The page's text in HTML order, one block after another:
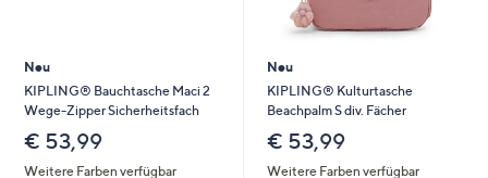
Neu
KIPLING® Bauchtasche Maci 2
Wege-Zipper Sicherheitsfach
€ 53,99
Weitere Farben verfügbar
Neu
KIPLING® Kulturtasche
Beachpalm S div. Fächer
€ 53,99
Weitere Farben verfügbar